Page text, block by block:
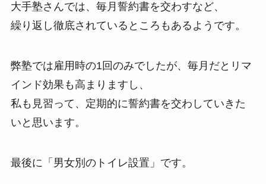
大手塾さんでは、毎月誓約書を交わすなど、
繰り返し徹底されているところもあるようです。
弊塾では雇用時の1回のみでしたが、毎月だとリマ
インド効果も高まりますし、
私も見習って、定期的に誓約書を交わしていきた
いと思います。
最後に「男女別のトイレ設置」です。